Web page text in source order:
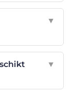
▼
▼